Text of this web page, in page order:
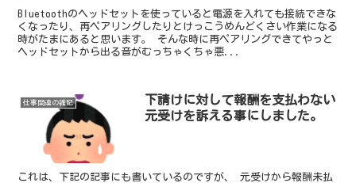
Bluetoothのヘッドセットを使っていると電源を入れても接続できな
くなったり、再ペアリングしたりとけっこうめんどくさい作業になる
時がたまにあると思います。 そんな時に再ペアリングできてやっと
ヘッドセットから出る音がむっちゃくちゃ悪...
仕事関連の雑記
下請けに対して報酬を支払わない
元受けを訴える事にしました。
これは、下記の記事にも書いているのですが、 元受けから報酬未払